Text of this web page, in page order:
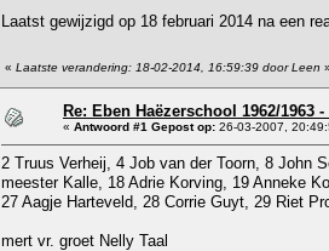
Laatst gewijzigd op 18 februari 2014 na een
« Laatste verandering: 18-02-2014, 16:59:39 door Leen
Re: Eben Haëzerschool 1962/1963
« Antwoord #1 Gepost op: 26-03-2007,
2 Truus Verheij, 4 Job van der Toorn, 8 John
meester Kalle, 18 Adrie Korving, 19 Anneke
27 Aagje Harteveld, 28 Corrie Guyt, 29 Riet
mert vr. groet Nelly Taal